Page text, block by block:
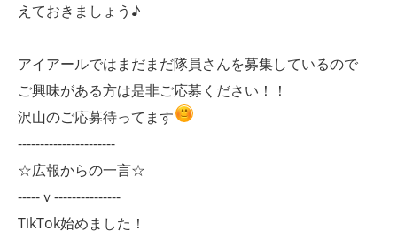
えておきましょう♪
アイアールではまだまだ隊員さんを募集しているので
ご興味がある方は是非ご応募ください！！
沢山のご応募待ってます
----------------------
☆広報からの一言☆
-----ｖ---------------
TikTok始めました！